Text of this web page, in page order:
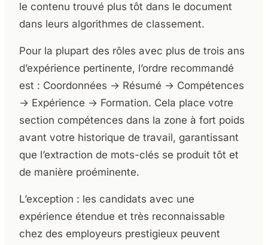
le contenu trouvé plus tôt dans le document
dans leurs algorithmes de classement.
Pour la plupart des rôles avec plus de trois ans
d’expérience pertinente, l’ordre recommandé
est : Coordonnées → Résumé → Compétences
→ Expérience → Formation. Cela place votre
section compétences dans la zone à fort poids
avant votre historique de travail, garantissant
que l’extraction de mots-clés se produit tôt et
de manière proéminente.
L’exception : les candidats avec une
expérience étendue et très reconnaissable
chez des employeurs prestigieux peuvent